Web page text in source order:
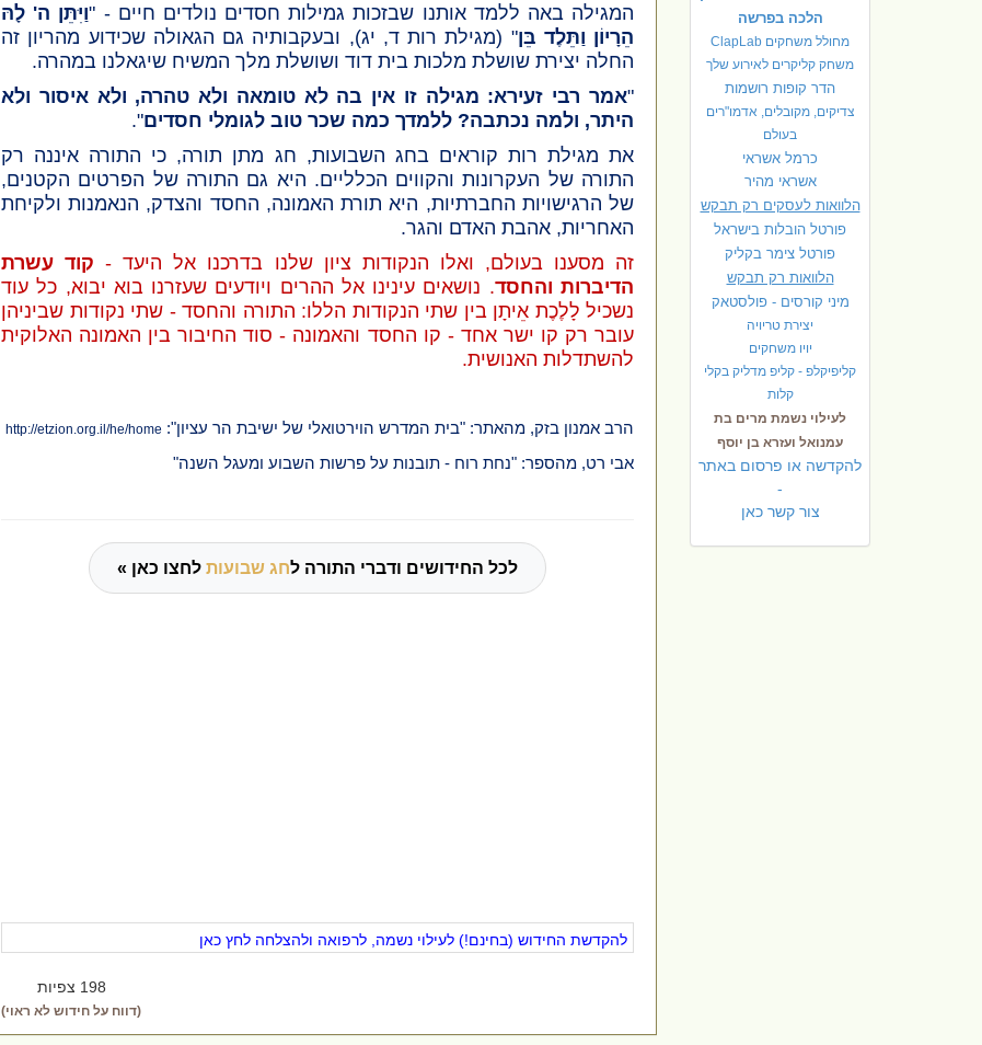
הלכה בפרשה
מחולל משחקים ClapLab
משחק קליקרים לאירוע שלך
הדר קופות רושמות
צדיקים, מקובלים, אדמו"רים
בעולם
כרמל אשראי
אשראי מהיר
הלוואות לעסקים רק תבקש
פורטל הובלות בישראל
פורטל צימר בקליק
הלוואות רק תבקש
מיני קורסים - פולסטאק
יצירת טריויה
יויו משחקים
קליפיקלפ - קליפ מדליק בקלי
קלות
לעילוי נשמת מרים בת
עמנואל ועזרא בן יוסף
להקדשה או פרסום באתר
-
צור קשר כאן
המגילה באה ללמד אותנו שבזכות גמילות חסדים נולדים חיים - "וַיִּתֵּן ה' לָהּ
הֵרָיוֹן וַתֵּלֶד בֵּן" (מגילת רות ד, יג), ובעקבותיה גם הגאולה שכידוע מהריון זה
החלה יצירת שושלת מלכות בית דוד ושושלת מלך המשיח שיגאלנו במהרה.
"אמר רבי זעירא: מגילה זו אין בה לא טומאה ולא טהרה, ולא איסור ולא
היתר, ולמה נכתבה? ללמדך כמה שכר טוב לגומלי חסדים".
את מגילת רות קוראים בחג השבועות, חג מתן תורה, כי התורה איננה רק
התורה של העקרונות והקווים הכלליים. היא גם התורה של הפרטים הקטנים,
של הרגישויות החברתיות, היא תורת האמונה, החסד והצדק, הנאמנות ולקיחת
האחריות, אהבת האדם והגר.
זה מסענו בעולם, ואלו הנקודות ציון שלנו בדרכנו אל היעד - קוד עשרת
הדיברות והחסד. נושאים עינינו אל ההרים ויודעים שעזרנו בוא יבוא, כל עוד
נשכיל לָלֶכֶת אֵיתָן בין שתי הנקודות הללו: התורה והחסד - שתי נקודות שביניהן
עובר רק קו ישר אחד - קו החסד והאמונה - סוד החיבור בין האמונה האלוקית
להשתדלות האנושית.
הרב אמנון בזק, מהאתר: "בית המדרש הוירטואלי של ישיבת הר עציון": http://etzion.org.il/he/home
אבי רט, מהספר: "נחת רוח - תובנות על פרשות השבוע ומעגל השנה"
לכל החידושים ודברי התורה לחג שבועות לחצו כאן »
להקדשת החידוש (בחינם!) לעילוי נשמה, לרפואה ולהצלחה לחץ כאן
198 צפיות
(דווח על חידוש לא ראוי)